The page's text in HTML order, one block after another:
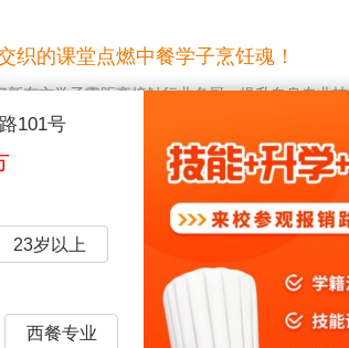
101号
23岁以上
西餐专业
织的课堂点燃中餐学子烹饪魂！
东方学子零距离接触行业名厨，提升自身专业技
产教融合，实现餐饮企业与学校人才培养的双
这些好处！
己需要的资源，学西点技术也不例外，我校的很
口，实现与我校的链接。 但在这其中，厦小新发